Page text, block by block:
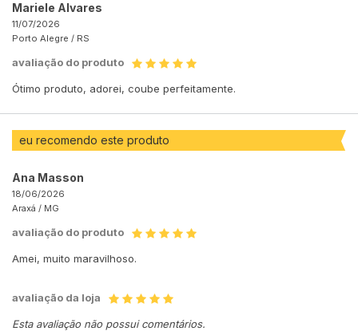
Mariele Alvares
11/07/2026
Porto Alegre / RS
avaliação do produto
Ótimo produto, adorei, coube perfeitamente.
eu recomendo este produto
Ana Masson
18/06/2026
Araxá / MG
avaliação do produto
Amei, muito maravilhoso.
avaliação da loja
Esta avaliação não possui comentários.